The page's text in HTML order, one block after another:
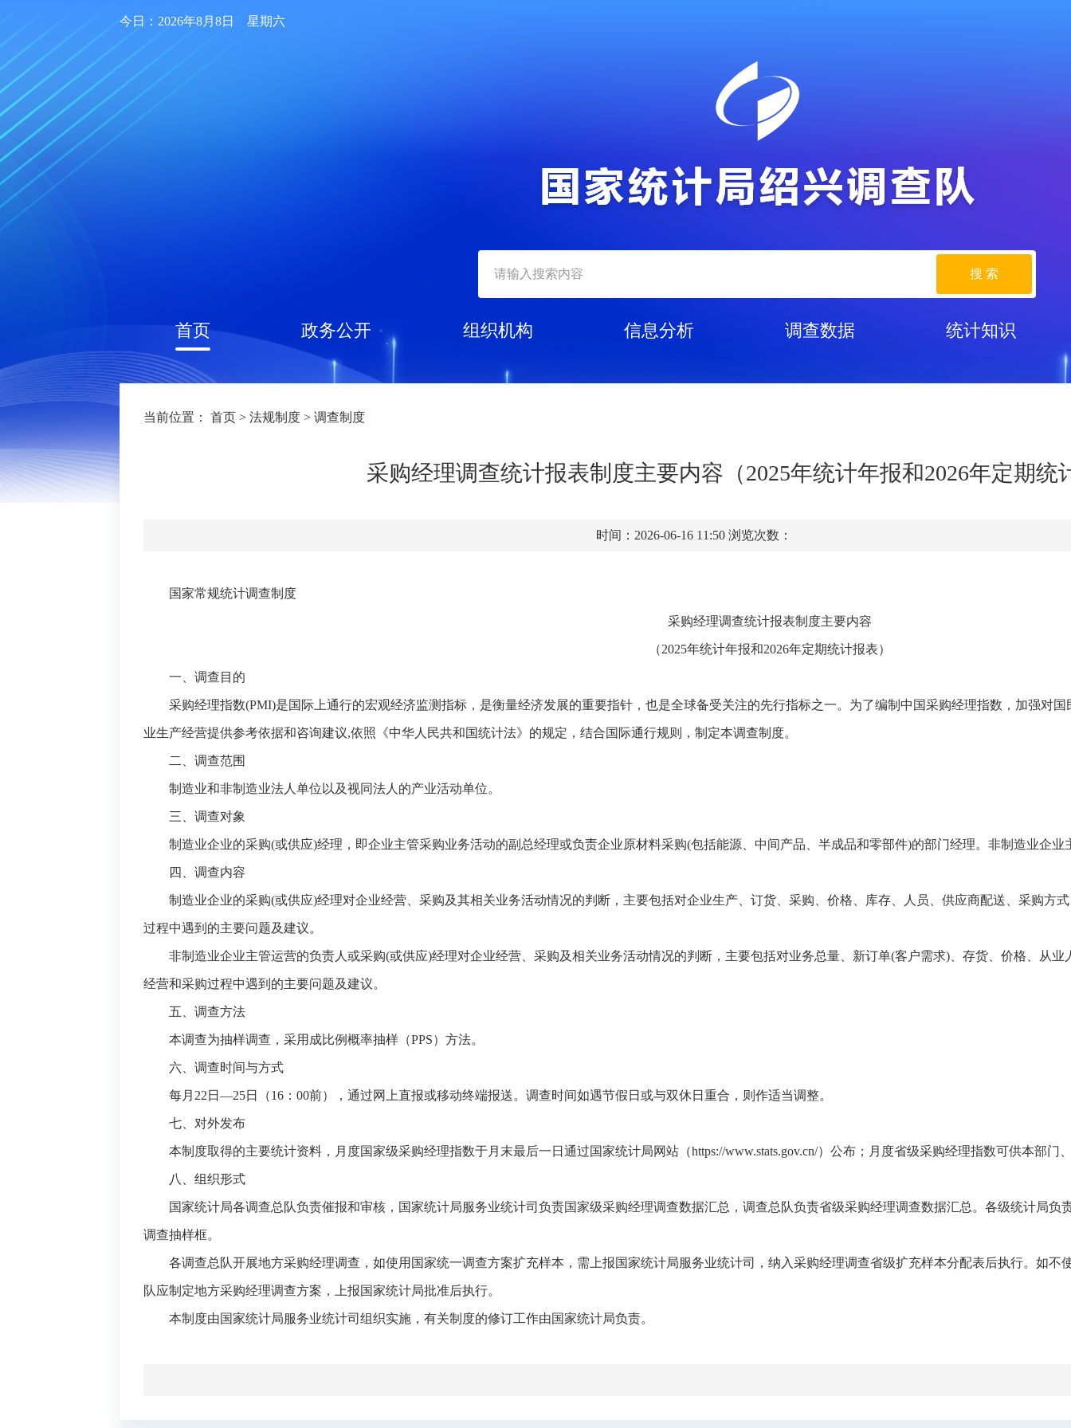
今日：2026年8月8日 星期六
搜 索
首页 政务公开 组织机构 信息分析 调查数据 统计知识
当前位置： 首页 > 法规制度 > 调查制度
采购经理调查统计报表制度主要内容（2025年统计年报和2026年定期统
时间：2026-06-16 11:50 浏览次数：
国家常规统计调查制度
采购经理调查统计报表制度主要内容
（2025年统计年报和2026年定期统计报表）
一、调查目的
采购经理指数(PMI)是国际上通行的宏观经济监测指标，是衡量经济发展的重要指针，也是全球备受关注的先行指标之一。为了编制中国采购经理指数，加强对
业生产经营提供参考依据和咨询建议,依照《中华人民共和国统计法》的规定，结合国际通行规则，制定本调查制度。
二、调查范围
制造业和非制造业法人单位以及视同法人的产业活动单位。
三、调查对象
制造业企业的采购(或供应)经理，即企业主管采购业务活动的副总经理或负责企业原材料采购(包括能源、中间产品、半成品和零部件)的部门经理。非制造业企
四、调查内容
制造业企业的采购(或供应)经理对企业经营、采购及其相关业务活动情况的判断，主要包括对企业生产、订货、采购、价格、库存、人员、供应商配送、采购方
过程中遇到的主要问题及建议。
非制造业企业主管运营的负责人或采购(或供应)经理对企业经营、采购及相关业务活动情况的判断，主要包括对业务总量、新订单(客户需求)、存货、价格、从
经营和采购过程中遇到的主要问题及建议。
五、调查方法
本调查为抽样调查，采用成比例概率抽样（PPS）方法。
六、调查时间与方式
每月22日—25日（16：00前），通过网上直报或移动终端报送。调查时间如遇节假日或与双休日重合，则作适当调整。
七、对外发布
本制度取得的主要统计资料，月度国家级采购经理指数于月末最后一日通过国家统计局网站（https://www.stats.gov.cn/）公布；月度省级采购经理指数可供本部门
八、组织形式
国家统计局各调查总队负责催报和审核，国家统计局服务业统计司负责国家级采购经理调查数据汇总，调查总队负责省级采购经理调查数据汇总。各级统计局
调查抽样框。
各调查总队开展地方采购经理调查，如使用国家统一调查方案扩充样本，需上报国家统计局服务业统计司，纳入采购经理调查省级扩充样本分配表后执行。如不
队应制定地方采购经理调查方案，上报国家统计局批准后执行。
本制度由国家统计局服务业统计司组织实施，有关制度的修订工作由国家统计局负责。